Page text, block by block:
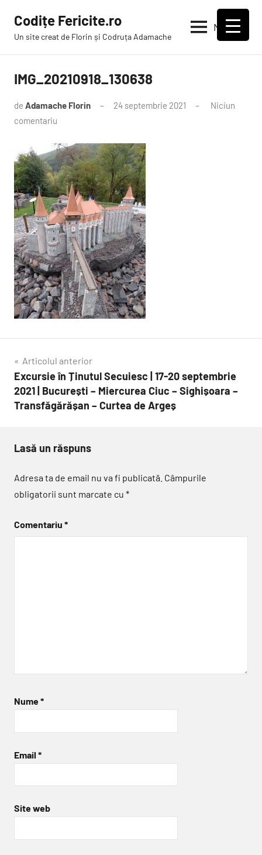
conținut
Codițe Fericite.ro
Un site creat de Florin și Codruța Adamache
Meniu
IMG_20210918_130638
de Adamache Florin 24 septembrie 2021
Niciun
comentariu
Navigare
în
articole
Articolul anterior
Excursie în Ținutul Secuiesc | 17-20 septembrie
2021 | București – Miercurea Ciuc – Sighișoara –
Transfăgărășan – Curtea de Argeș
Lasă un răspuns
Adresa ta de email nu va fi publicată. Câmpurile
obligatorii sunt marcate cu *
Comentariu *
Nume*
Email *
Site web